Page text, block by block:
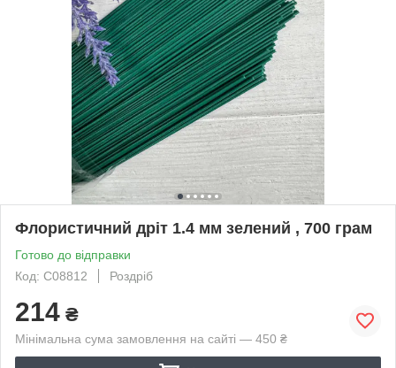
Флористичний дріт 1.4 мм зелений , 700 грам
Готово до відправки
Код: С08812
Роздріб
214 ₴
Мінімальна сума замовлення на сайті — 450 ₴